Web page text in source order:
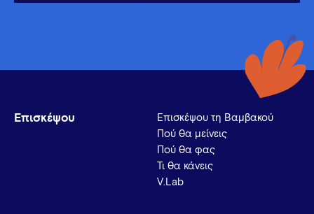
Επισκέψου
Επισκέψου τη Βαμβακού
Πού θα μείνεις
Πού θα φας
Τι θα κάνεις
V.Lab